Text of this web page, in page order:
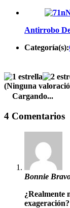
Antirrobo
Categoría(s):
(Ninguna
Cargando...
4 Comentarios
Bonnie
¿Realmente